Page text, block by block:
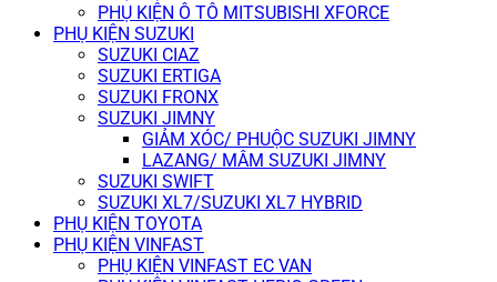
PHỤ KIỆN Ô TÔ MITSUBISHI XFORCE
PHỤ KIỆN SUZUKI
SUZUKI CIAZ
SUZUKI ERTIGA
SUZUKI FRONX
SUZUKI JIMNY
GIẢM XÓC/ PHUỘC SUZUKI JIMNY
LAZANG/ MÂM SUZUKI JIMNY
SUZUKI SWIFT
SUZUKI XL7/SUZUKI XL7 HYBRID
PHỤ KIỆN TOYOTA
PHỤ KIỆN VINFAST
PHỤ KIỆN VINFAST EC VAN